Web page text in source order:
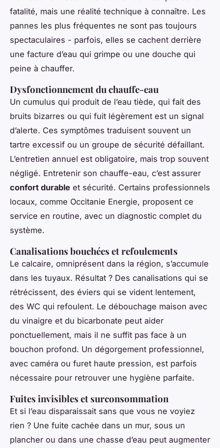
fatalité, mais une réalité technique à connaître. Les
pannes les plus fréquentes ne sont pas toujours
spectaculaires - parfois, elles se cachent derrière
une facture d’eau qui grimpe ou une douche qui
peine à chauffer.
Dysfonctionnement du chauffe-eau
Un cumulus qui produit de l’eau tiède, qui fait des
bruits bizarres ou qui fuit légèrement est un signal
d’alerte. Ces symptômes traduisent souvent un
tartre excessif ou un groupe de sécurité défaillant.
L’entretien annuel est obligatoire, mais trop souvent
négligé. Entretenir son chauffe-eau, c’est assurer
confort durable et sécurité. Certains professionnels
locaux, comme Occitanie Energie, proposent ce
service en routine, avec un diagnostic complet du
système.
Canalisations bouchées et refoulements
Le calcaire, omniprésent dans la région, s’accumule
dans les tuyaux. Résultat ? Des canalisations qui se
rétrécissent, des éviers qui se vident lentement,
des WC qui refoulent. Le débouchage maison avec
du vinaigre et du bicarbonate peut aider
ponctuellement, mais il ne suffit pas face à un
bouchon profond. Un dégorgement professionnel,
avec caméra ou furet haute pression, est parfois
nécessaire pour retrouver une hygiène parfaite.
Fuites invisibles et surconsommation
Et si l’eau disparaissait sans que vous ne voyiez
rien ? Une fuite cachée dans un mur, sous un
plancher ou dans une chasse d’eau peut augmenter